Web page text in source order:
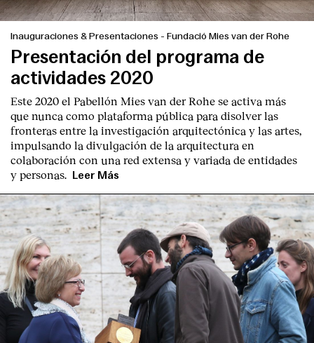
Index
Inauguraciones & Presentaciones - Fundació Mies van der Rohe
Presentación del programa de
actividades 2020
Este 2020 el Pabellón Mies van der Rohe se activa más
que nunca como plataforma pública para disolver las
fronteras entre la investigación arquitectónica y las artes,
impulsando la divulgación de la arquitectura en
colaboración con una red extensa y variada de entidades
y personas.
Leer Más